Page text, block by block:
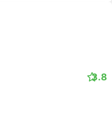
3.8